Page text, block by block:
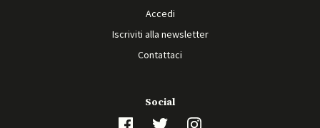
Accedi
Iscriviti alla newsletter
Contattaci
Social